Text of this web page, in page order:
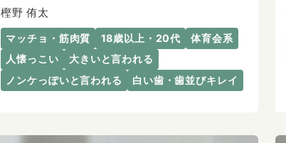
樫野 侑太
マッチョ・筋肉質 18歳以上・20代
体育会系
人懐っこい
大きいと言われる
ノンケっぽいと言われる
白い歯・歯並びキレイ